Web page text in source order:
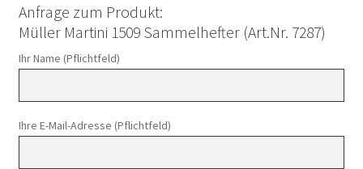
Anfrage zum Produkt:
Müller Martini 1509 Sammelhefter (Art.Nr. 7287)
Ihr Name (Pflichtfeld)
Ihre E-Mail-Adresse (Pflichtfeld)